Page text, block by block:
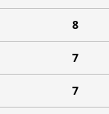
8
7
7